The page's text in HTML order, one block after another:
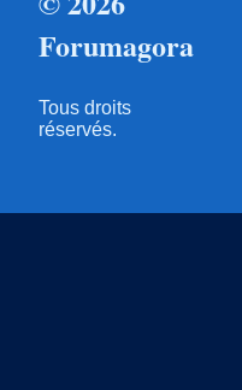
Forumagora
Tous droits
réservés.